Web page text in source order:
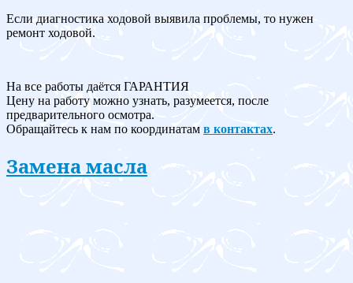
Если диагностика ходовой выявила проблемы, то нужен
ремонт ходовой.
На все работы даётся ГАРАНТИЯ
Цену на работу можно узнать, разумеется, после
предварительного осмотра.
Обращайтесь к нам по координатам в контактах.
Замена масла